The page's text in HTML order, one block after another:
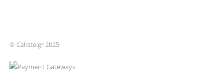
© Caliste.gr 2025